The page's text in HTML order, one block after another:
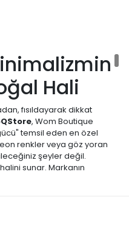
Hali
fısıldayarak dikkat
, Wom Boutique
temsil eden en özel
renkler veya göz yoran
şeyler değil.
sunar. Markanın